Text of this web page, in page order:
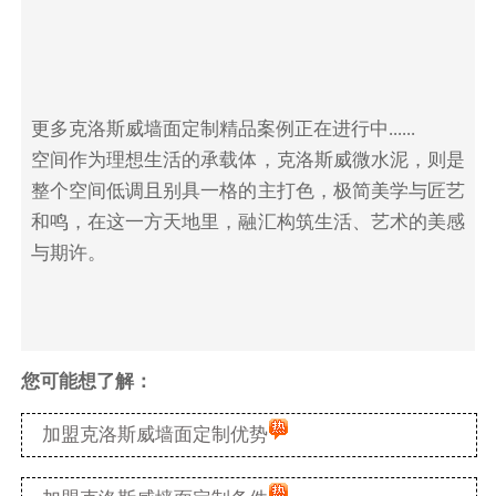
更多克洛斯威墙面定制精品案例正在进行中......
空间作为理想生活的承载体，克洛斯威微水泥，则是
整个空间低调且别具一格的主打色，极简美学与匠艺
和鸣，在这一方天地里，融汇构筑生活、艺术的美感
与期许。
您可能想了解：
加盟克洛斯威墙面定制优势